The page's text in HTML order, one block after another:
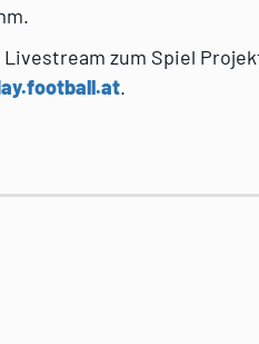
zum Spiel
.